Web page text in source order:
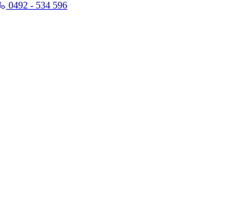
0492 - 534 596